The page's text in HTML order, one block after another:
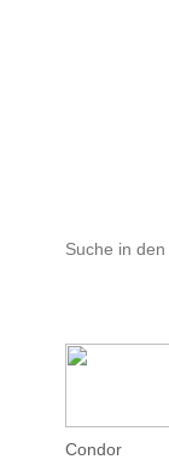
Condor